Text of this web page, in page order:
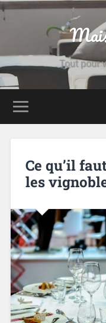
Tout pour
Ce qu’il
les